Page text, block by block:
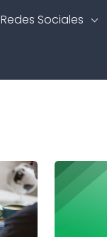
Redes Sociales